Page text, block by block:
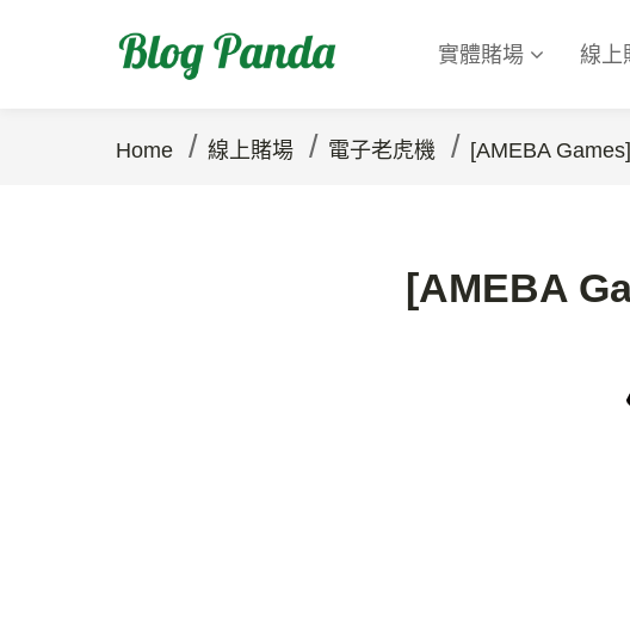
實體賭場 線上
Home / 線上賭場 / 電子老虎機 / [AMEBA
[AMEBA